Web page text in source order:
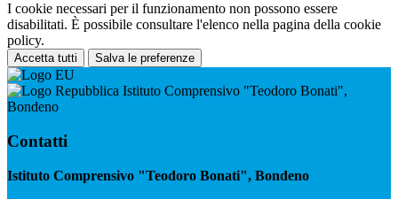
I cookie necessari per il funzionamento non possono essere
disabilitati. È possibile consultare l'elenco nella pagina della cookie
policy.
Accetta tutti Salva le preferenze
Istituto Comprensivo "Teodoro Bonati",
Bondeno
Contatti
Istituto Comprensivo "Teodoro Bonati", Bondeno